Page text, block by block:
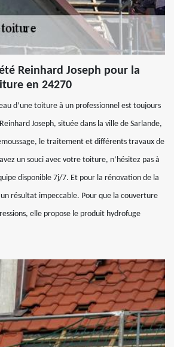
Reinhard Joseph pour la
en 24270
d’une toiture à un professionnel est toujours
Joseph, située dans la ville de Sarlande,
le traitement et différents travaux de
un souci avec votre toiture, n’hésitez pas à
disponible 7j/7. Et pour la rénovation de la
résultat impeccable. Pour que la couverture
elle propose le produit hydrofuge